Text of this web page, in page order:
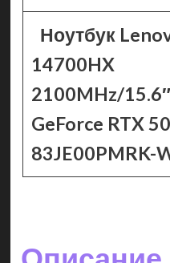
Ноутбук
14700HX
2100MHz/
GeForce RTX
83JE00PMRK-